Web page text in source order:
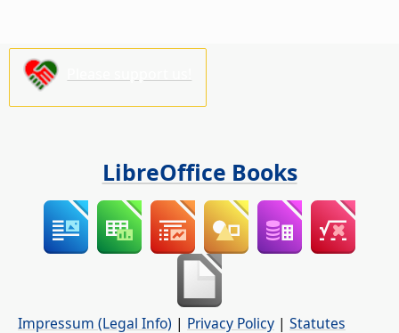
LibreOffice Books
Impressum (Legal Info) | Privacy Policy | Statutes